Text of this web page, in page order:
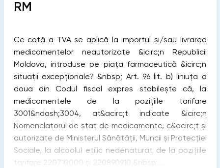
RM
Ce cotă a TVA se aplică la importul și/sau livrarea
medicamentelor neautorizate &icirc;n Republicii
Moldova, introduse pe piața farmaceutică &icirc;n
situații excepționale? &nbsp; Art. 96 lit. b) liniuța a
doua din Codul fiscal expres stabilește că, la
medicamentele de la pozițiile tarifare
3001&ndash;3004, at&acirc;t indicate &icirc;n
Nomenclatorul de stat de medicamente, c&acirc;t şi
autorizate de Ministerul Sănătăţii, Muncii şi Protecţiei
Sociale, la alcoolul etilic nedenaturat de la poziţiile
tarifare 220710000 şi 220890910,&nbsp;...